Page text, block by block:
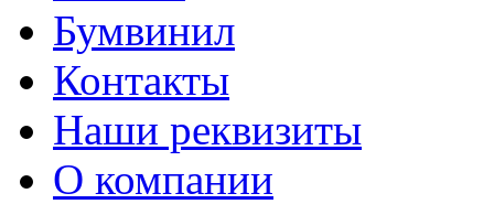
Бумвинил
Контакты
Наши реквизиты
О компании